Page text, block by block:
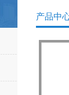
产品中